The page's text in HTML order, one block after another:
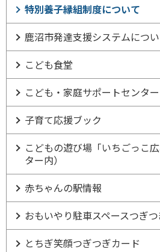
特別養子縁組制度について
鹿沼市発達支援システムにつ
こども食堂
こども・家庭サポートセンタ
子育て応援ブック
こどもの遊び場「いちごっこ
ター内）
赤ちゃんの駅情報
おもいやり駐車スペースつぎつ
とちぎ笑顔つぎつぎカード